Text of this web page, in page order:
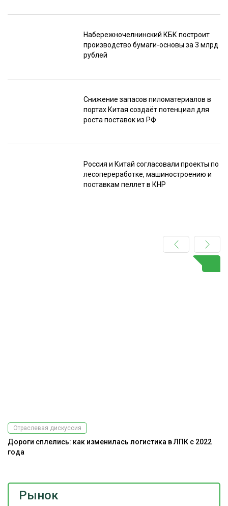
Набережночелнинский КБК построит
производство бумаги-основы за 3 млрд
рублей
Снижение запасов пиломатериалов в
портах Китая создаёт потенциал для
роста поставок из РФ
Россия и Китай согласовали проекты по
лесопереработке, машиностроению и
поставкам пеллет в КНР
Рынок
Отраслевая дискуссия
Дороги сплелись: как изменилась логистика в ЛПК с 2022
года